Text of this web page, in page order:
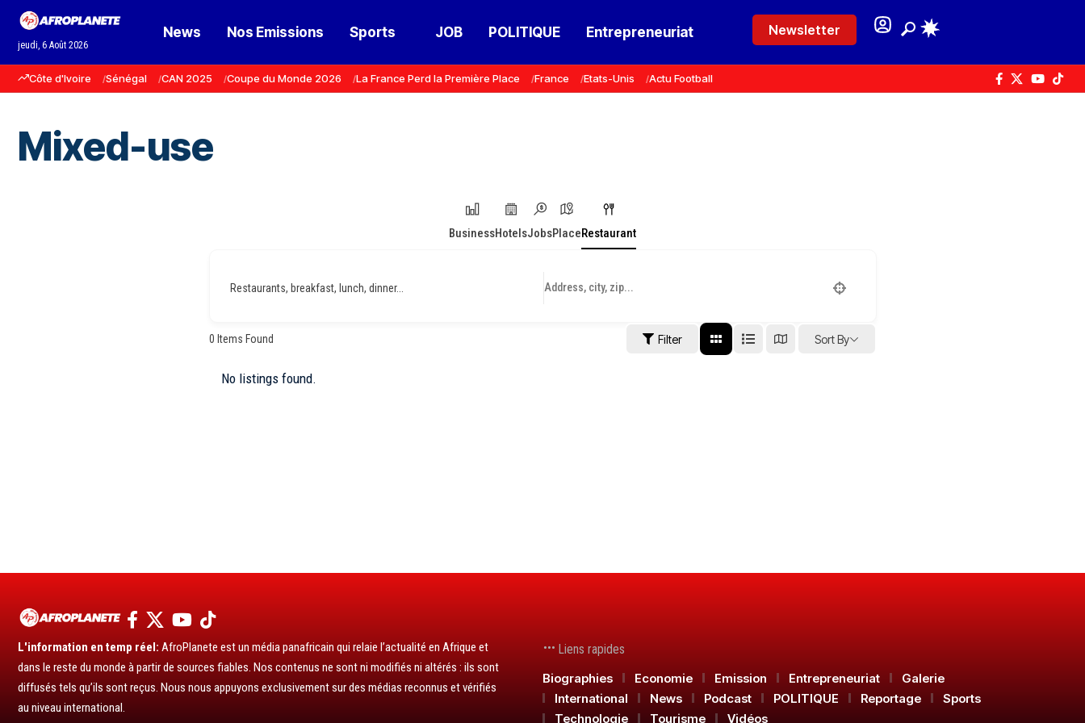
jeudi, 6 Août 2026
News Nos Emissions Sports JOB POLITIQUE Entrepreneuriat Newsletter
Côte d'Ivoire Sénégal CAN 2025 Coupe du Monde 2026 La France Perd la Première Place France Etats-Unis Actu Football
Mixed-use
BusinessHotelsJobsPlaceRestaurant
Restaurants, breakfast, lunch, dinner...
0 Items Found Filter Sort By
No listings found.
L'information en temp réel: AfroPlanete est un média panafricain qui relaie l’actualité en Afrique et
dans le reste du monde à partir de sources fiables. Nos contenus ne sont ni modifiés ni altérés : ils sont
diffusés tels qu’ils sont reçus. Nous nous appuyons exclusivement sur des médias reconnus et vérifiés
au niveau international.
Liens rapides
Biographies
Economie Emission Entrepreneuriat
Galerie
International
News Podcast POLITIQUE Reportage
Sports
Technologie
Tourisme Vidéos